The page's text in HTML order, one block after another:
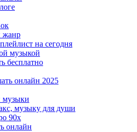
жанр
на сегодня
музыкой
бесплатно
онлайн 2025
музыки
музыку для души
90х
онлайн